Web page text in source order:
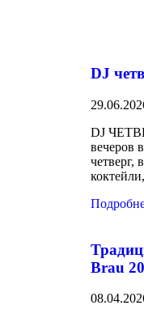
DJ
DJ
вечеров
четверг,
Brau